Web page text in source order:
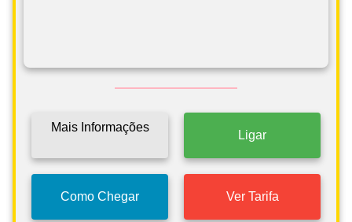
Mais Informações
Ligar
Como Chegar Ver Tarifa